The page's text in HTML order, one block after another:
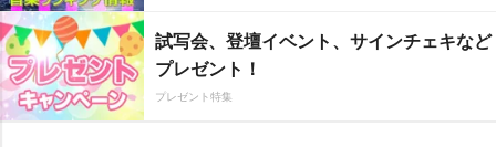
試写会、登壇イベント、サインチェキなど
プレゼント！
プレゼント特集